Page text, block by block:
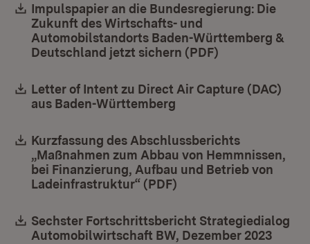
Download:
Impulspapier an die Bundesregierung: Die
Zukunft des Wirtschafts- und
Automobilstandorts Baden-Württemberg &
Deutschland jetzt sichern (PDF)
Download:
Letter of Intent zu Direct Air Capture (DAC)
aus Baden-Württemberg
Download:
Kurzfassung des Abschlussberichts
„Maßnahmen zum Abbau von Hemmnissen,
bei Finanzierung, Aufbau und Betrieb von
Ladeinfrastruktur“ (PDF)
Download:
Sechster Fortschrittsbericht Strategiedialog
Automobilwirtschaft BW, Dezember 2023